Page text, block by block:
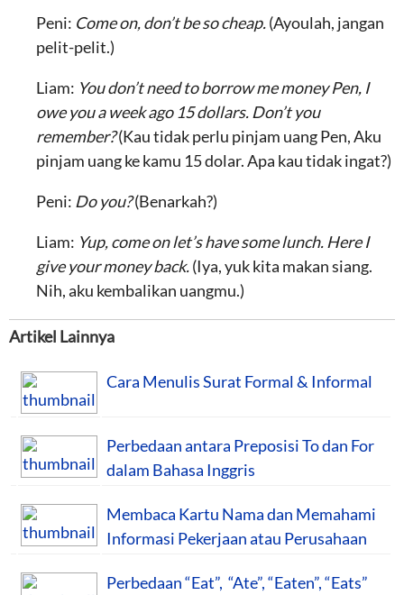
Peni: Come on, don’t be so cheap.(Ayoulah, jangan
pelit-pelit.)
Liam: You don’t need to borrow me money Pen, I
owe you a week ago 15 dollars. Don’t you
remember?(Kau tidak perlu pinjam uang Pen, Aku
pinjam uang ke kamu 15 dolar. Apa kau tidak ingat?)
Peni: Do you?(Benarkah?)
Liam: Yup, come on let’s have some lunch. Here I
give your money back.(Iya, yuk kita makan siang.
Nih, aku kembalikan uangmu.)
Artikel Lainnya
Cara Menulis Surat Formal & Informal
Perbedaan antara Preposisi To dan For
dalam Bahasa Inggris
Membaca Kartu Nama dan Memahami
Informasi Pekerjaan atau Perusahaan
Perbedaan “Eat”, “Ate”, “Eaten”, “Eats”